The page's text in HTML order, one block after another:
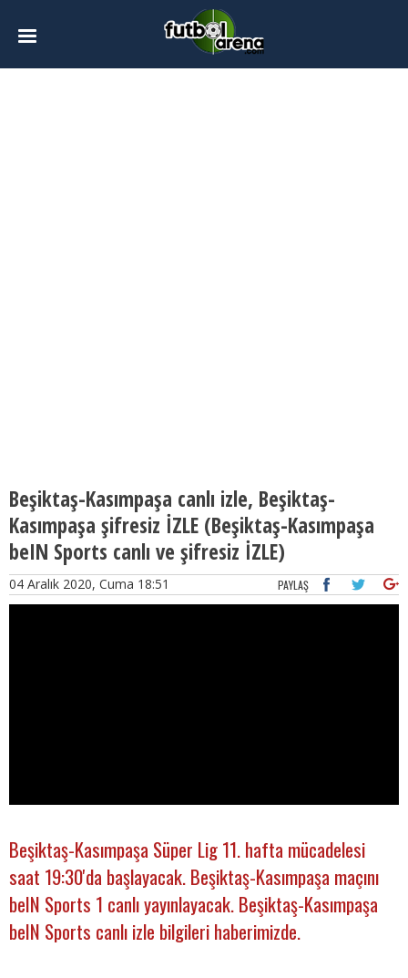
Beşiktaş-Kasımpaşa canlı izle, Beşiktaş-
Kasımpaşa şifresiz İZLE (Beşiktaş-Kasımpaşa
beIN Sports canlı ve şifresiz İZLE)
04 Aralık 2020, Cuma 18:51 PAYLAŞ
Beşiktaş-Kasımpaşa Süper Lig 11. hafta mücadelesi
saat 19:30'da başlayacak. Beşiktaş-Kasımpaşa maçını
beIN Sports 1 canlı yayınlayacak. Beşiktaş-Kasımpaşa
beIN Sports canlı izle bilgileri haberimizde.